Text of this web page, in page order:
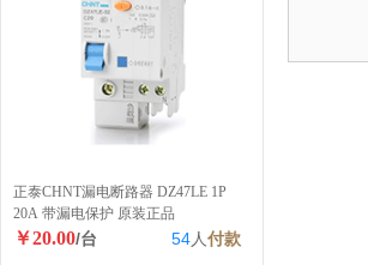
正泰CHNT漏电断路器 DZ47LE 1P
20A 带漏电保护 原装正品
￥20.00/台 54人付款